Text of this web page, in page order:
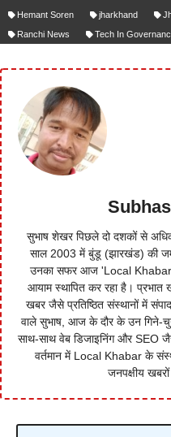
Hemant Soren
jharkhand
Ranchi News
Tech In
सुभाष शेखर पिछले दो दशकों से
साल 2003 में बुंडू (झारखंड) की
उनका सफर आज 'Local Khabar'
आयाम स्थापित कर रहा है। प्रभात
खबर जैसे प्रतिष्ठित संस्थानों में
वाले सुभाष, आज के दौर के उन गिने-
साथ-साथ वेब डिजाइनिंग और SEO
वर्तमान में Local Khabar के
जनपक्षीय